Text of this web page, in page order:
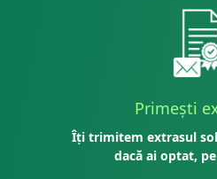
Primești
Îți trimitem extrasul
dacă ai optat,